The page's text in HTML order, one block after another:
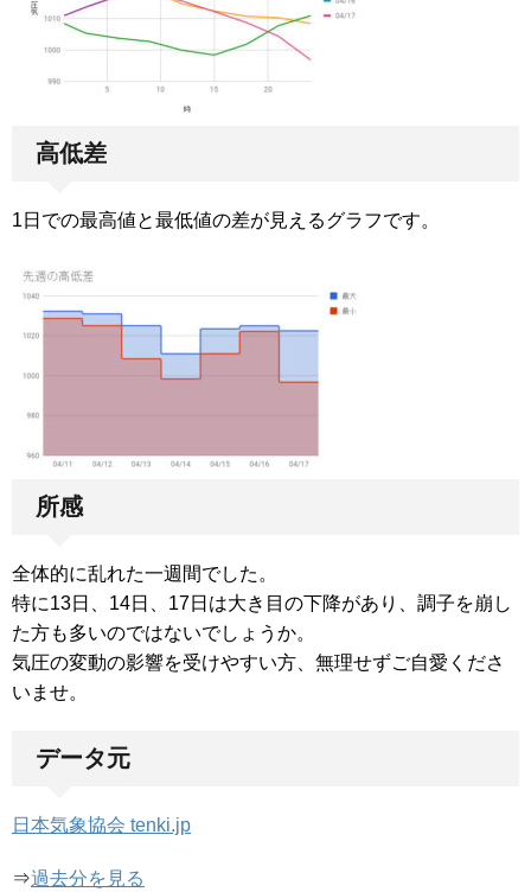
高低差
1日での最高値と最低値の差が見えるグラフです。
所感
全体的に乱れた一週間でした。
特に13日、14日、17日は大き目の下降があり、調子を崩し
た方も多いのではないでしょうか。
気圧の変動の影響を受けやすい方、無理せずご自愛くださ
いませ。
データ元
日本気象協会 tenki.jp
⇒過去分を見る